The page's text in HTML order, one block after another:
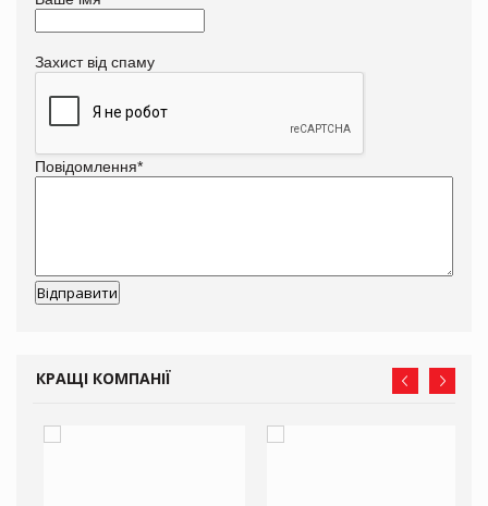
Захист від спаму
Повідомлення*
КРАЩІ КОМПАНІЇ